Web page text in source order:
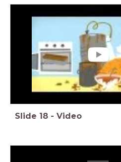
Slide 18 - Video